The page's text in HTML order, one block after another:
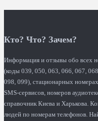
Кто? Что? Зачем?
Информация и отзывы обо всех
(коды 039, 050, 063, 066, 067,
098, 099), стационарных
SMS-сервисов, номеров
справочник Киева и Харькова.
людей по номерам телефонов.